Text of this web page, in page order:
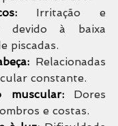
Irritação e
devido à baixa
piscadas.
Relacionadas
constante.
muscular: Dores
e costas.